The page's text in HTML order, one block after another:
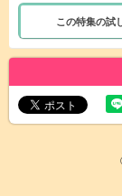
この特集の試